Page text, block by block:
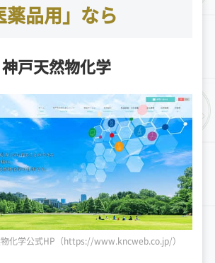
薬品用」なら
神戸天然物化学
化学公式HP（https://www.kncweb.co.jp/）